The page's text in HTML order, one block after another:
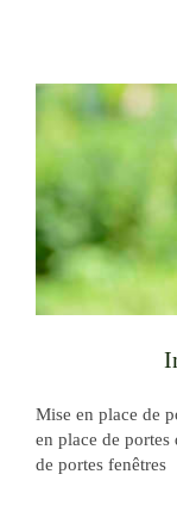
Mise en place de
en place de portes
de portes fenêtres